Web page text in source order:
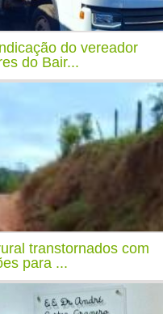
do vereador
do Bair...
transtornados com
para ...